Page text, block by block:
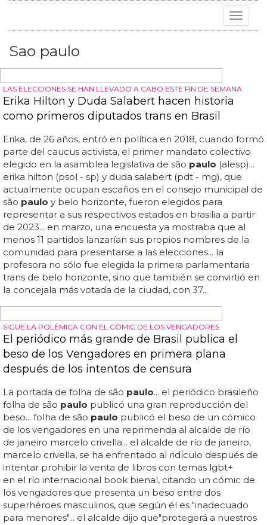
Toggle
Sao paulo
LAS ELECCIONES SE HAN LLEVADO A CABO ESTE FIN DE SEMANA
Erika Hilton y Duda Salabert hacen historia
como primeros diputados trans en Brasil
Erika, de 26 años, entró en política en 2018, cuando formó
parte del caucus activista, el primer mandato colectivo
elegido en la asamblea legislativa de são paulo(alesp)...
erika hilton (psol - sp) y duda salabert (pdt - mg), que
actualmente ocupan escaños en el consejo municipal de
sãopauloy belo horizonte, fueron elegidos para
representar a sus respectivos estados en brasilia a partir
de 2023... en marzo, una encuesta ya mostraba que al
menos 11 partidos lanzarían sus propios nombres de la
comunidad para presentarse a las elecciones... la
trans de belo horizonte, sino que también se convirtió en
la concejala más votada de la ciudad, con 37...